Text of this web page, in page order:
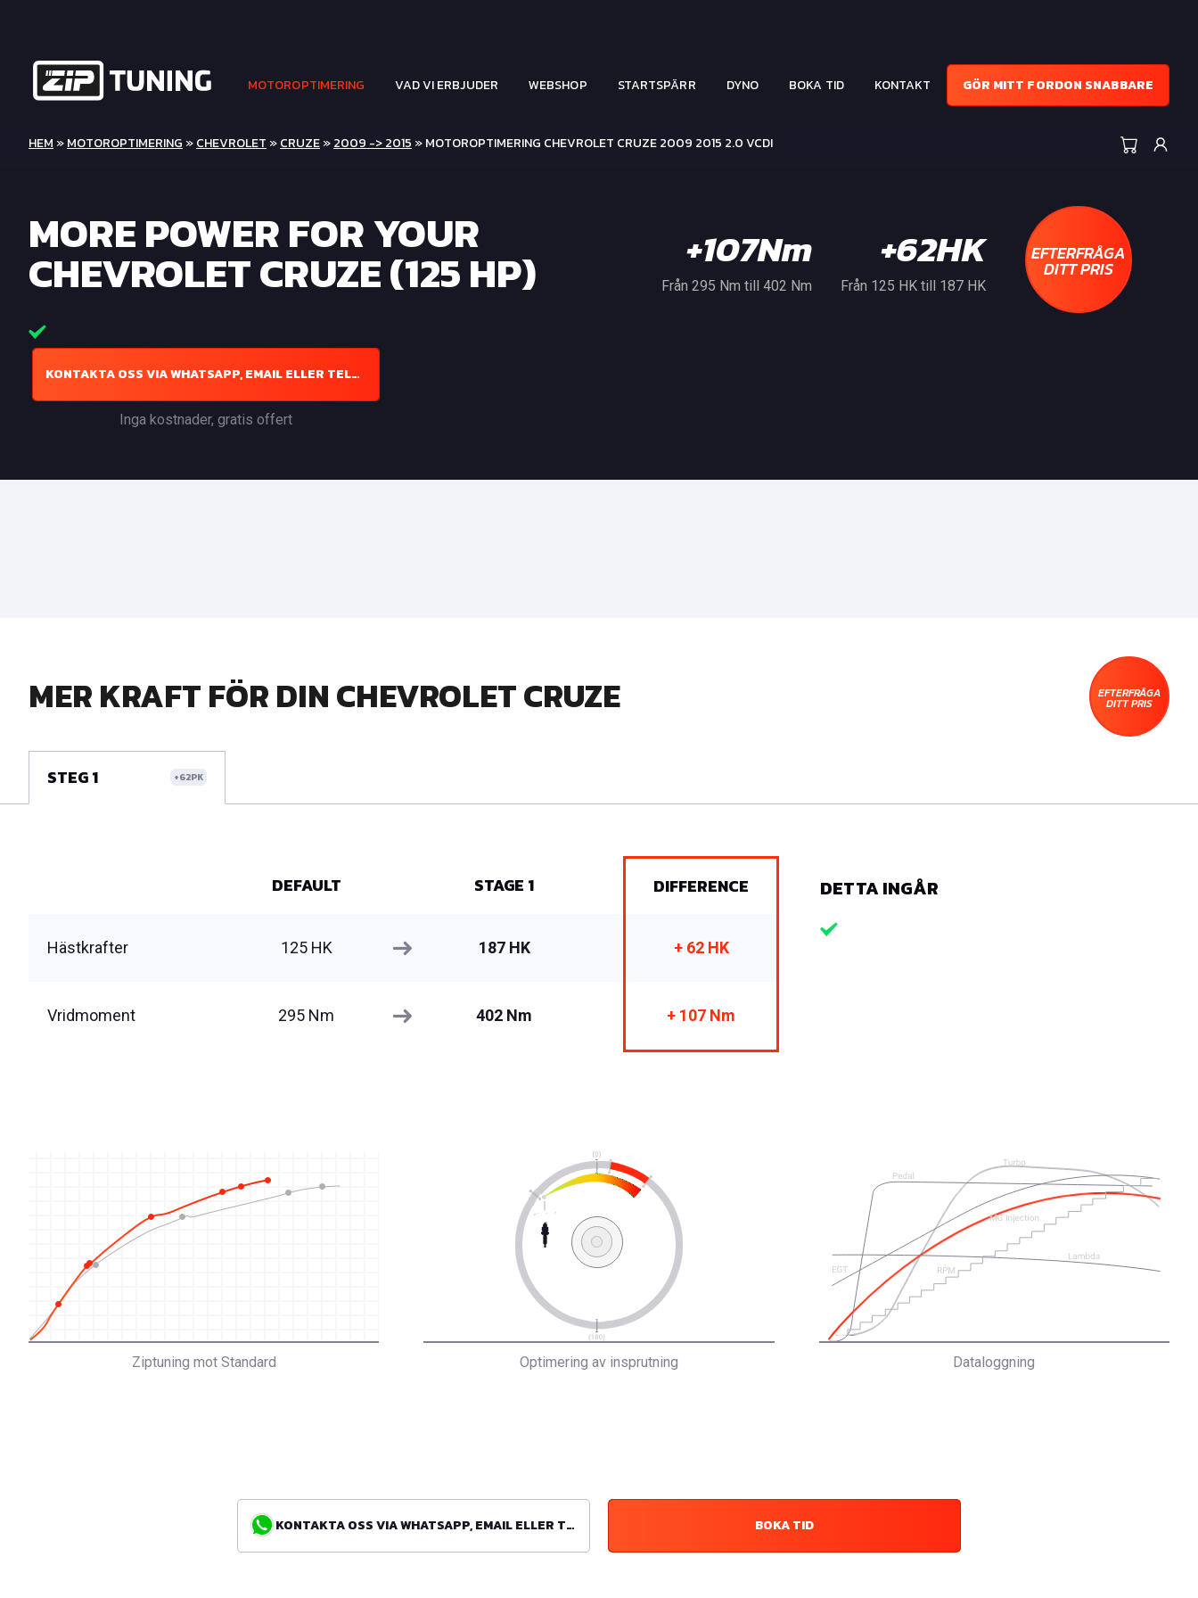
MOTOROPTIMERING VAD VI ERBJUDER WEBSHOP STARTSPÄRR DYNO BOKA TID KONTAKT GÖR MITT FORDON SNABBARE
HEM »MOTOROPTIMERING »CHEVROLET »CRUZE»2009 -> 2015 » MOTOROPTIMERING CHEVROLET CRUZE 2009 2015 2.0 VCDI
MORE POWER FOR YOUR
CHEVROLET CRUZE (125 HP)
KONTAKTA OSS VIA WHATSAPP, EMAIL ELLER TELEFON
Inga kostnader, gratis offert
+107Nm
Från 295 Nm till 402 Nm
+62HK
Från 125 HK till 187 HK
EFTERFRÅGA
DITT PRIS
MER KRAFT FÖR DIN CHEVROLET CRUZE EFTERFRÅGA
DITT PRIS
STEG 1 +62PK
DEFAULT STAGE 1 DIFFERENCE
Hästkrafter 125 HK 187 HK + 62 HK
Vridmoment 295 Nm 402 Nm + 107 Nm
DETTA INGÅR
Ziptuning mot Standard Optimering av insprutning Dataloggning
KONTAKTA OSS VIA WHATSAPP, EMAIL ELLER TELEFON BOKA TID